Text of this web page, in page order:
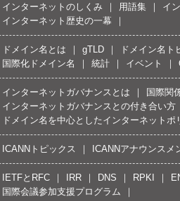
インターネットのしくみ 用語集 イ
インターネット歴史の一幕
ドメイン名とは gTLD ドメイン名ト
国際化ドメイン名
統計 イベント
インターネットガバナンスとは 国際関
インターネットガバナンスとの付き合い方
ドメイン名を中心としたインターネットポ
ICANNトピックス ICANNアナウンスメ
IETFとRFC IRR DNS RPKI
国際会議参加支援プログラム